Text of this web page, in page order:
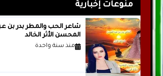
منوعات إخبارية
شاعر الحب والمطر بدر
المحسن الأثر الخالد
منذ سنة واحدة